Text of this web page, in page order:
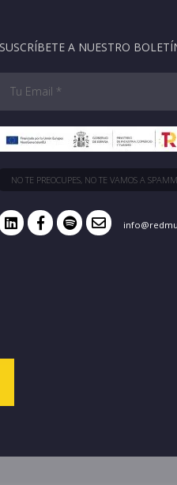
SUSCRÍBETE A NUESTRO
NO TE PREOCUPES, NO TE VAMOS A